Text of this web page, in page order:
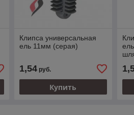
Клипса универсальная
ель 11мм (серая)
1,54руб.
Купить